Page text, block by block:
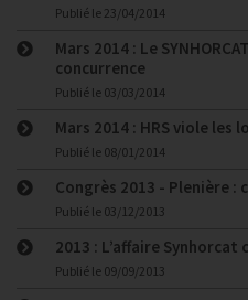
Publié le 23/04/2014
Mars 2014 : Le
concurrence
Publié le 03/03/2014
Mars 2014 : HRS viole les
Publié le 08/01/2014
Congrès 2013 - Plenière
Publié le 03/12/2013
2013 : L’affaire Synhorcat
Publié le 09/09/2013